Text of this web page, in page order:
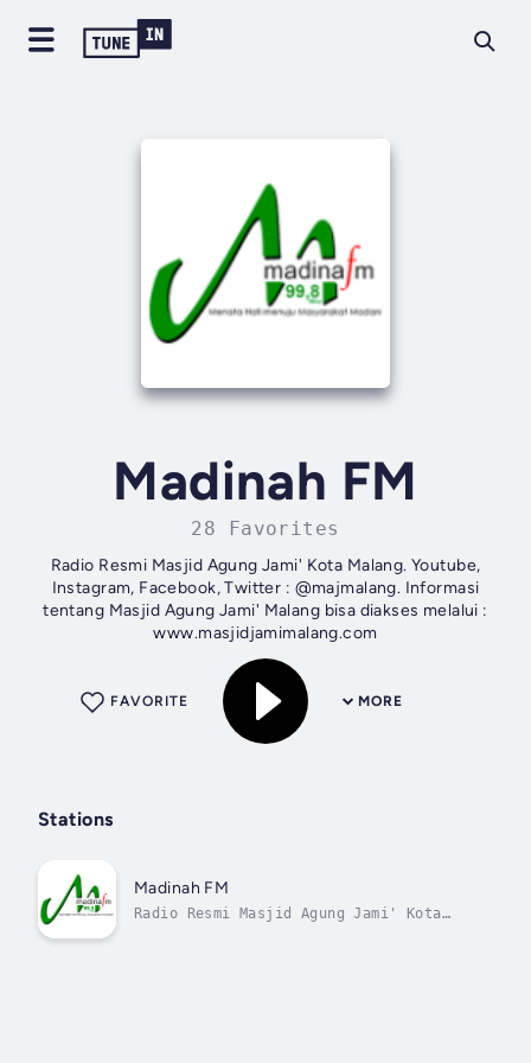
Madinah FM
28 Favorites
Radio Resmi Masjid Agung Jami' Kota Malang. Youtube,
Instagram, Facebook, Twitter : @majmalang. Informasi
tentang Masjid Agung Jami' Malang bisa diakses melalui :
www.masjidjamimalang.com
MORE
FAVORITE
Stations
Madinah FM
Radio Resmi Masjid Agung Jami' Kota